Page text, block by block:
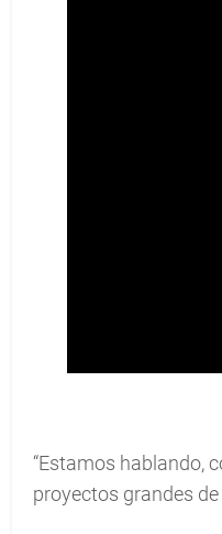
“Estamos hablando,
proyectos grandes